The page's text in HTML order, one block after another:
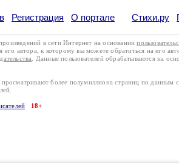
Регистрация О портале Стихи.ру
в сети Интернет на основании
его автора, к которому вы можете обратиться на его
. Данные пользователей обрабатываются на
более полумиллиона страниц по данным
18+